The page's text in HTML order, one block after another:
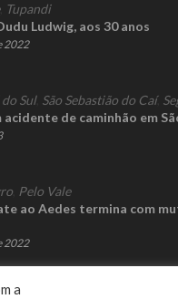
, Tupandi
Ludwig, aos 30 anos
2022
do Sul, São Sebastião do Caí,
de caminhão em
Pelo Vale
ao Aedes termina com
2022
a